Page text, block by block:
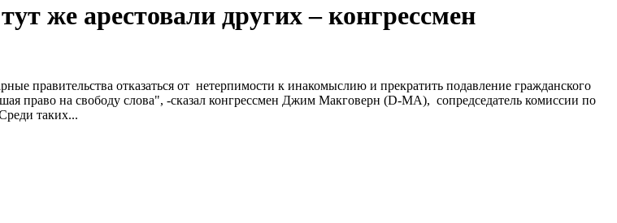
же арестовали других – конгрессмен
правительства отказаться от нетерпимости к инакомыслию и прекратить подавление гражданского
право на свободу слова", -сказал конгрессмен Джим Макговерн (D-MA), сопредседатель комиссии по
таких...